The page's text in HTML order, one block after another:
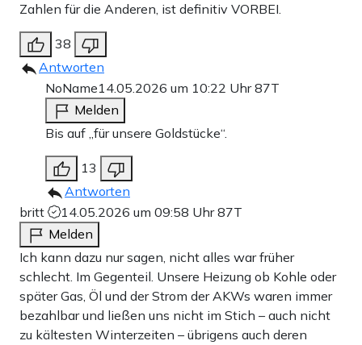
Zahlen für die Anderen, ist definitiv VORBEI.
38
Antworten
NoName14.05.2026 um 10:22 Uhr87T
Melden
Bis auf „für unsere Goldstücke“.
13
Antworten
britt
14.05.2026 um 09:58 Uhr87T
Melden
Ich kann dazu nur sagen, nicht alles war früher
schlecht. Im Gegenteil. Unsere Heizung ob Kohle oder
später Gas, Öl und der Strom der AKWs waren immer
bezahlbar und ließen uns nicht im Stich – auch nicht
zu kältesten Winterzeiten – übrigens auch deren